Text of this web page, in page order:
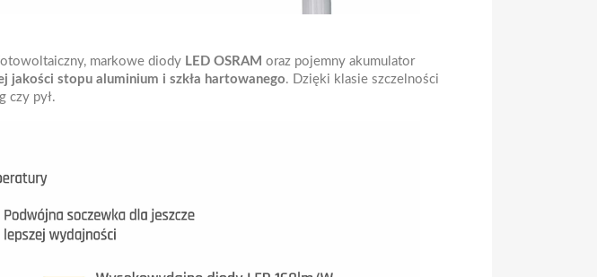
markowe diody LED OSRAM oraz pojemny akumulator
jakości stopu aluminium i szkła hartowanego. Dzięki klasie szczelności
czy pył.